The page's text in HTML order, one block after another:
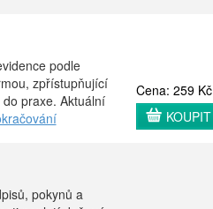
podle
zpřístupňující
praxe. Aktuální
Cena: 259 Kč
KOUPIT
pokynů a